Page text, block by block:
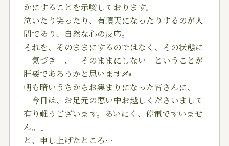
かにすることを示唆しております。
泣いたり笑ったり、有頂天になったりするのが人
間であり、自然な心の反応。
それを、そのままにするのではなく、その状態に
「気づき」、「そのままにしない」ということが
肝要であろうかと思います✍️
朝も暗いうちからお集まりになった皆さんに、
「今日は、お足元の悪い中お越しくださいまして
有り難うございます。あいにく、停電ですいませ
ん。」
と、申し上げたところ…